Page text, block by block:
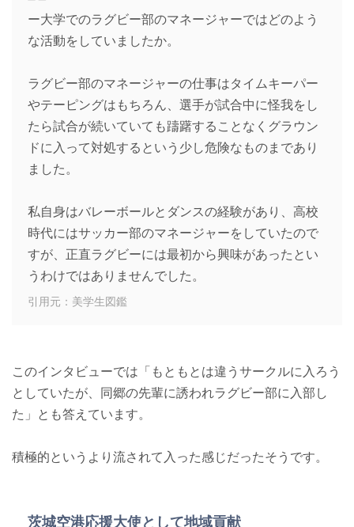
ー大学でのラグビー部のマネージャーではどのよう
な活動をしていましたか。
ラグビー部のマネージャーの仕事はタイムキーパー
やテーピングはもちろん、選手が試合中に怪我をし
たら試合が続いていても躊躇することなくグラウン
ドに入って対処するという少し危険なものまであり
ました。
私自身はバレーボールとダンスの経験があり、高校
時代にはサッカー部のマネージャーをしていたので
すが、正直ラグビーには最初から興味があったとい
うわけではありませんでした。
引用元：美学生図鑑
このインタビューでは「もともとは違うサークルに入ろう
としていたが、同郷の先輩に誘われラグビー部に入部し
た」とも答えています。
積極的というより流されて入った感じだったそうです。
茨城空港応援大使として地域貢献